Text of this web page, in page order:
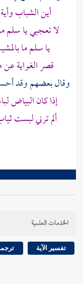
أين الشباب
لا تعجبي يا
يا سلم ما
قصر الغواية
وقال بعضهم وقد
إذا كان
ألم ترني لبست
الخدمات العلمية
تفسير الآية